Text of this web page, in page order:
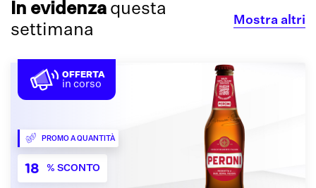
In evidenza questa
settimana
Mostra altri
OFFERTA
in corso
PROMO A QUANTITÀ
18 % SCONTO